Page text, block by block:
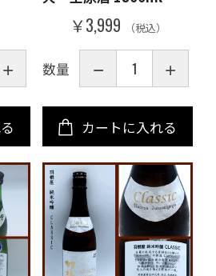
￥3,999 （税込）
数量
カートに入れる
ける カートへ進む